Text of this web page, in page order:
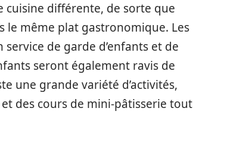
cuisine différente, de sorte que
le même plat gastronomique. Les
de garde d’enfants et de
seront également ravis de
une grande variété d’activités,
des cours de mini-pâtisserie tout